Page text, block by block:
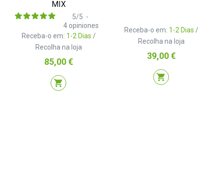
MIX
Receba-o em: 1-2 Dias /
Recolha na loja
5/5 -
4 opiniones
Preço
85,00 €
shopping_cart
Receba-o em: 1-2 Dias /
Recolha na loja
Preço
39,00 €
shopping_cart